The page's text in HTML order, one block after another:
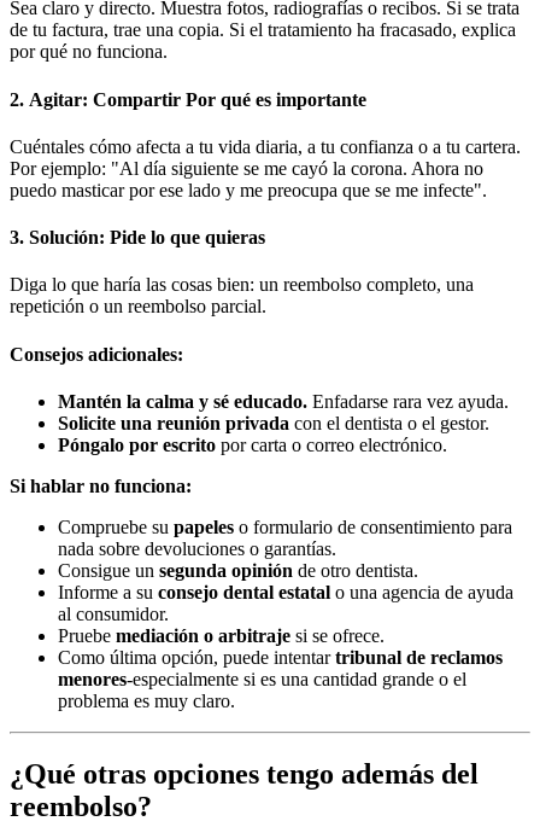
Sea claro y directo. Muestra fotos, radiografías o recibos. Si se trata
de tu factura, trae una copia. Si el tratamiento ha fracasado, explica
por qué no funciona.
2. Agitar: Compartir Por qué es importante
Cuéntales cómo afecta a tu vida diaria, a tu confianza o a tu cartera.
Por ejemplo: "Al día siguiente se me cayó la corona. Ahora no
puedo masticar por ese lado y me preocupa que se me infecte".
3. Solución: Pide lo que quieras
Diga lo que haría las cosas bien: un reembolso completo, una
repetición o un reembolso parcial.
Consejos adicionales:
Mantén la calma y sé educado. Enfadarse rara vez ayuda.
Solicite una reunión privada con el dentista o el gestor.
Póngalo por escrito por carta o correo electrónico.
Si hablar no funciona:
Compruebe su papeles o formulario de consentimiento para
nada sobre devoluciones o garantías.
Consigue un segunda opinión de otro dentista.
Informe a su consejo dental estatal o una agencia de ayuda
al consumidor.
Pruebe mediación o arbitraje si se ofrece.
Como última opción, puede intentartribunal de reclamos
menores-especialmente si es una cantidad grande o el
problema es muy claro.
¿Qué otras opciones tengo además del
reembolso?